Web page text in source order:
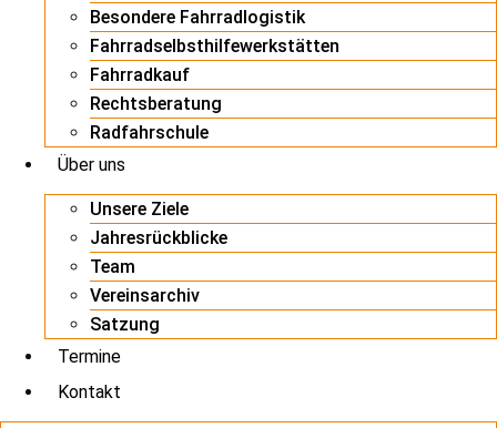
Besondere Fahrradlogistik
Fahrradselbsthilfewerkstätten
Fahrradkauf
Rechtsberatung
Radfahrschule
Über uns
Unsere Ziele
Jahresrückblicke
Team
Vereinsarchiv
Satzung
Termine
Kontakt